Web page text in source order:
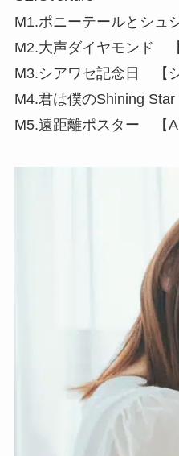
M1.ポニーテールとシュ
M2.大声ダイヤモンド 【
M3.シアワセ記念日 【シ
M4.君は僕のShining
M5.遠距離ポスター 【